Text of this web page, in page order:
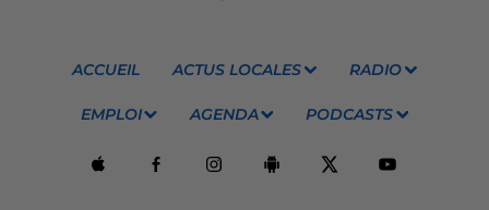
ACCUEIL ACTUS LOCALES RADIO
EMPLOI AGENDA PODCASTS